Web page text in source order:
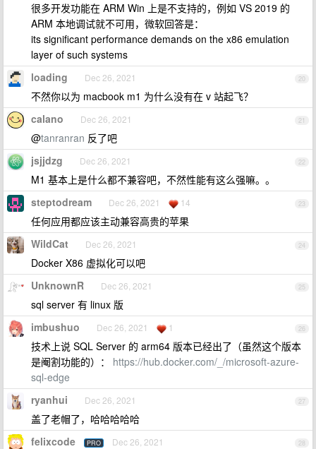
很多开发功能在 ARM Win 上是不支持的，例如 VS 2019 的
ARM 本地调试就不可用，微软回答是：
its significant performance demands on the x86 emulation
layer of such systems
20
loading Dec 26, 2021
不然你以为 macbook m1 为什么没有在 v 站起飞？
21
calano Dec 26, 2021
@tanranran 反了吧
22
jsjjdzg Dec 26, 2021
M1 基本上是什么都不兼容吧，不然性能有这么强嘛。。
23
steptodream Dec 26, 2021 14
任何应用都应该主动兼容高贵的苹果
24
WildCat Dec 26, 2021
Docker X86 虚拟化可以吧
25
UnknownR Dec 26, 2021
sql server 有 linux 版
26
imbushuo Dec 26, 2021 1
技术上说 SQL Server 的 arm64 版本已经出了（虽然这个版本
是阉割功能的）： https://hub.docker.com/_/microsoft-azure-
sql-edge
27
ryanhui Dec 26, 2021
盖了老帽了，哈哈哈哈哈
28
felixcode PRO Dec 26, 2021